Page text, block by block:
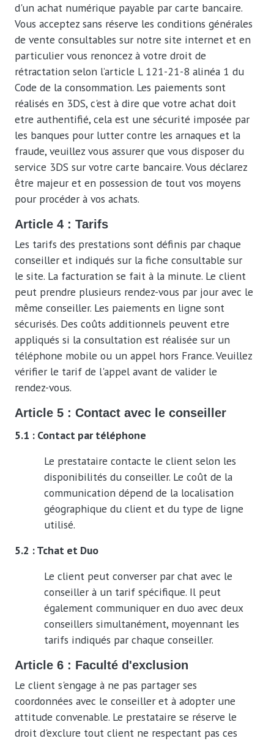
d'un achat numérique payable par carte bancaire.
Vous acceptez sans réserve les conditions générales
de vente consultables sur notre site internet et en
particulier vous renoncez à votre droit de
rétractation selon l’article L 121-21-8 alinéa 1 du
Code de la consommation. Les paiements sont
réalisés en 3DS, c'est à dire que votre achat doit
etre authentifié, cela est une sécurité imposée par
les banques pour lutter contre les arnaques et la
fraude, veuillez vous assurer que vous disposer du
service 3DS sur votre carte bancaire. Vous déclarez
être majeur et en possession de tout vos moyens
pour procéder à vos achats.
Article 4 : Tarifs
Les tarifs des prestations sont définis par chaque
conseiller et indiqués sur la fiche consultable sur
le site. La facturation se fait à la minute. Le client
peut prendre plusieurs rendez-vous par jour avec le
même conseiller. Les paiements en ligne sont
sécurisés. Des coûts additionnels peuvent etre
appliqués si la consultation est réalisée sur un
téléphone mobile ou un appel hors France. Veuillez
vérifier le tarif de l'appel avant de valider le
rendez-vous.
Article 5 : Contact avec le conseiller
5.1 : Contact par téléphone
Le prestataire contacte le client selon les
disponibilités du conseiller. Le coût de la
communication dépend de la localisation
géographique du client et du type de ligne
utilisé.
5.2 : Tchat et Duo
Le client peut converser par chat avec le
conseiller à un tarif spécifique. Il peut
également communiquer en duo avec deux
conseillers simultanément, moyennant les
tarifs indiqués par chaque conseiller.
Article 6 : Faculté d'exclusion
Le client s'engage à ne pas partager ses
coordonnées avec le conseiller et à adopter une
attitude convenable. Le prestataire se réserve le
droit d'exclure tout client ne respectant pas ces